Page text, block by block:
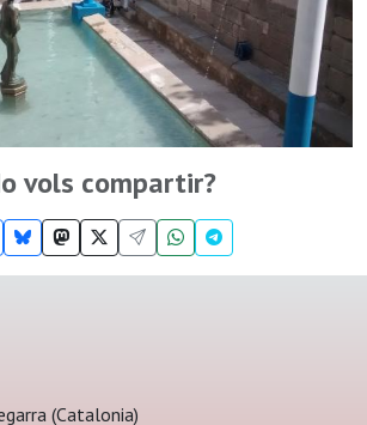
vols compartir?
(Catalonia)